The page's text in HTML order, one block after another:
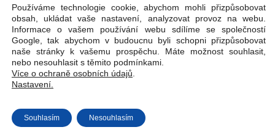
Používáme technologie cookie, abychom mohli přizpůsobovat
obsah, ukládat vaše nastavení, analyzovat provoz na webu.
Informace o vašem používání webu sdílíme se společností
Google, tak abychom v budoucnu byli schopni přizpůsobovat
naše stránky k vašemu prospěchu. Máte možnost souhlasit,
nebo nesouhlasit s těmito podmínkami.
Více o ochraně osobních údajů
Nastavení.
Souhlasím Nesouhlasím